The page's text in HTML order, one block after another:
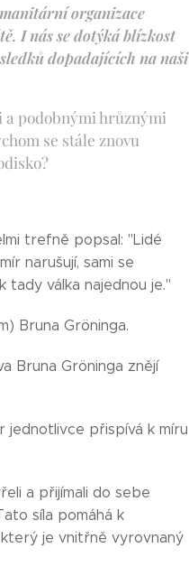
organizace
I nás se dotýká blízkost
dopadajících na naši
podobnými hrůznými
se stále znovu
trefně popsal: "Lidé
narušují, sami se
tady válka najednou je."
Bruna Gröninga.
Bruna Gröninga znějí
jednotlivce přispívá k míru
a přijímali do sebe
síla pomáhá k
který je vnitřně vyrovnaný